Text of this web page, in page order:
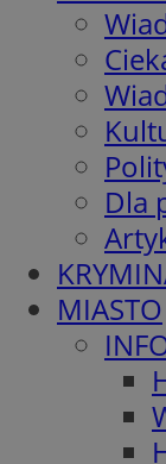
Dla
MIASTO